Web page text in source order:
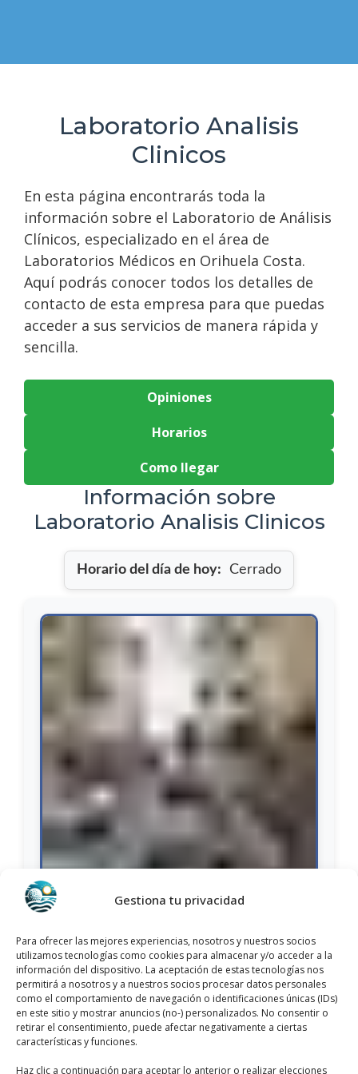
Gestiona tu privacidad
Para ofrecer las mejores experiencias, nosotros y nuestros socios
utilizamos tecnologías como cookies para almacenar y/o acceder a la
información del dispositivo. La aceptación de estas tecnologías nos
permitirá a nosotros y a nuestros socios procesar datos personales
como el comportamiento de navegación o identificaciones únicas (IDs)
en este sitio y mostrar anuncios (no-) personalizados. No consentir o
retirar el consentimiento, puede afectar negativamente a ciertas
características y funciones.
Haz clic a continuación para aceptar lo anterior o realizar elecciones
Laboratorio Analisis
Clinicos
En esta página encontrarás toda la
información sobre el Laboratorio de Análisis
Clínicos, especializado en el área de
Laboratorios Médicos en Orihuela Costa.
Aquí podrás conocer todos los detalles de
contacto de esta empresa para que puedas
acceder a sus servicios de manera rápida y
sencilla.
Opiniones
Horarios
Como llegar
Información sobre
Laboratorio Analisis Clinicos
Horario del día de hoy: Cerrado
Nombre:Laboratorio Analisis Clinicos
Dirección:
C. Maria Parodi, 18, 03181 Torrevieja,
Alicante, España
Provincia: Alicante
Municipio:Torrevieja, España
Categoría:Laboratorios Médicos